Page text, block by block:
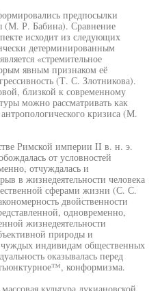
предпосылки
(М. Р. Бабина). Сравнение
исходит из следующих
детерминированным
«стремительное
явным признаком её
(Т. С. Злотникова).
близкой к современному
можно рассматривать как
кризиса (М.
Римской империи II в. н. э.
от условностей
отчуждалась и
в жизнедеятельности человека
сферами жизни (С. С.
двойственности
одновременно,
жизнедеятельности
природы и
индивидам общественных
оказывалась перед
конформизма.